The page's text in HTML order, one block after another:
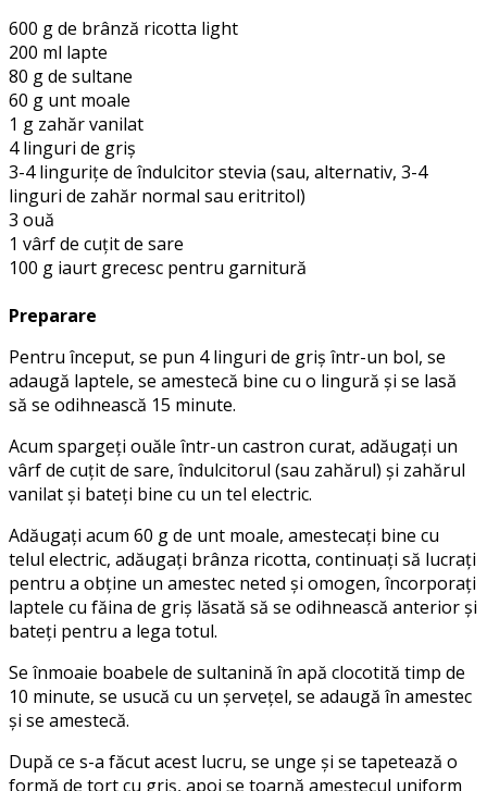
600 g de brânză ricotta light
200 ml lapte
80 g de sultane
60 g unt moale
1 g zahăr vanilat
4 linguri de griș
3-4 lingurițe de îndulcitor stevia (sau, alternativ, 3-4
linguri de zahăr normal sau eritritol)
3 ouă
1 vârf de cuțit de sare
100 g iaurt grecesc pentru garnitură
Preparare
Pentru început, se pun 4 linguri de griș într-un bol, se
adaugă laptele, se amestecă bine cu o lingură și se lasă
să se odihnească 15 minute.
Acum spargeți ouăle într-un castron curat, adăugați un
vârf de cuțit de sare, îndulcitorul (sau zahărul) și zahărul
vanilat și bateți bine cu un tel electric.
Adăugați acum 60 g de unt moale, amestecați bine cu
telul electric, adăugați brânza ricotta, continuați să lucrați
pentru a obține un amestec neted și omogen, încorporați
laptele cu făina de griș lăsată să se odihnească anterior și
bateți pentru a lega totul.
Se înmoaie boabele de sultanină în apă clocotită timp de
10 minute, se usucă cu un șervețel, se adaugă în amestec
și se amestecă.
După ce s-a făcut acest lucru, se unge și se tapetează o
formă de tort cu griș, apoi se toarnă amestecul uniform